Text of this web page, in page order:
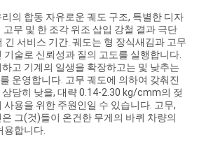
의 합동 자유로운 궤도 구조, 특별한 디자
고무 및 한 조각 위조 삽입 강철 결과 극단
긴 서비스 기간. 궤도는 형 장식새김과 고무
기술로 신뢰성과 질의 고도를 실행합니다.
고 기계의 일생을 확장하고는 및 낮추는
운영합니다. 고무 궤도에 의하여 갖춰진
당히 낮을, 대략 0.14-2.30 kg/cmm의 젖
사용을 위한 주원인일 수 있습니다. 고무,
그(것)들이 온건한 무게의 바퀴 차량의
용합니다.